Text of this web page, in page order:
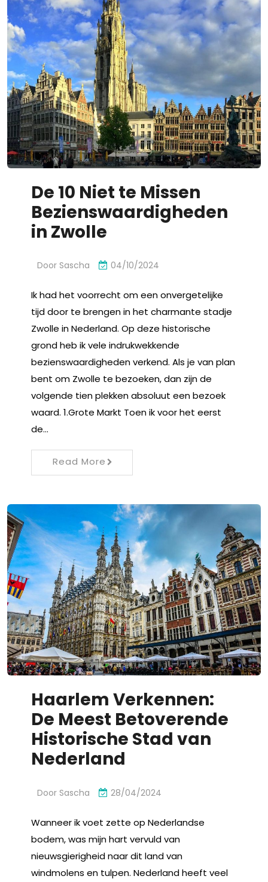
De 10 Niet te Missen
Bezienswaardigheden
in Zwolle
Door Sascha 04/10/2024
Ik had het voorrecht om een onvergetelijke
tijd door te brengen in het charmante stadje
Zwolle in Nederland. Op deze historische
grond heb ik vele indrukwekkende
bezienswaardigheden verkend. Als je van plan
bent om Zwolle te bezoeken, dan zijn de
volgende tien plekken absoluut een bezoek
waard. 1.Grote Markt Toen ik voor het eerst
de…
Read More
Haarlem Verkennen:
De Meest Betoverende
Historische Stad van
Nederland
Door Sascha 28/04/2024
Wanneer ik voet zette op Nederlandse
bodem, was mijn hart vervuld van
nieuwsgierigheid naar dit land van
windmolens en tulpen. Nederland heeft veel